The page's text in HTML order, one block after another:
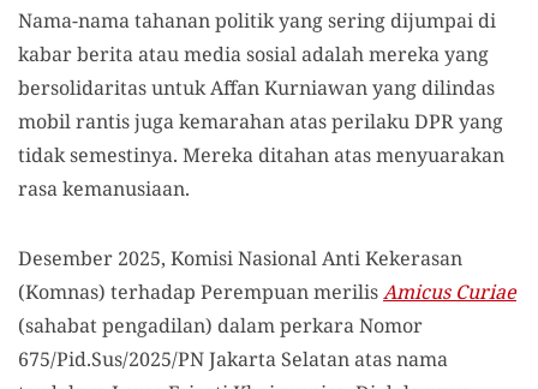
Nama-nama tahanan politik yang sering dijumpai di
kabar berita atau media sosial adalah mereka yang
bersolidaritas untuk Affan Kurniawan yang dilindas
mobil rantis juga kemarahan atas perilaku DPR yang
tidak semestinya. Mereka ditahan atas menyuarakan
rasa kemanusiaan.
Desember 2025, Komisi Nasional Anti Kekerasan
(Komnas) terhadap Perempuan merilisAmicus Curiae
(sahabat pengadilan) dalam perkara Nomor
675/Pid.Sus/2025/PN Jakarta Selatan atas nama